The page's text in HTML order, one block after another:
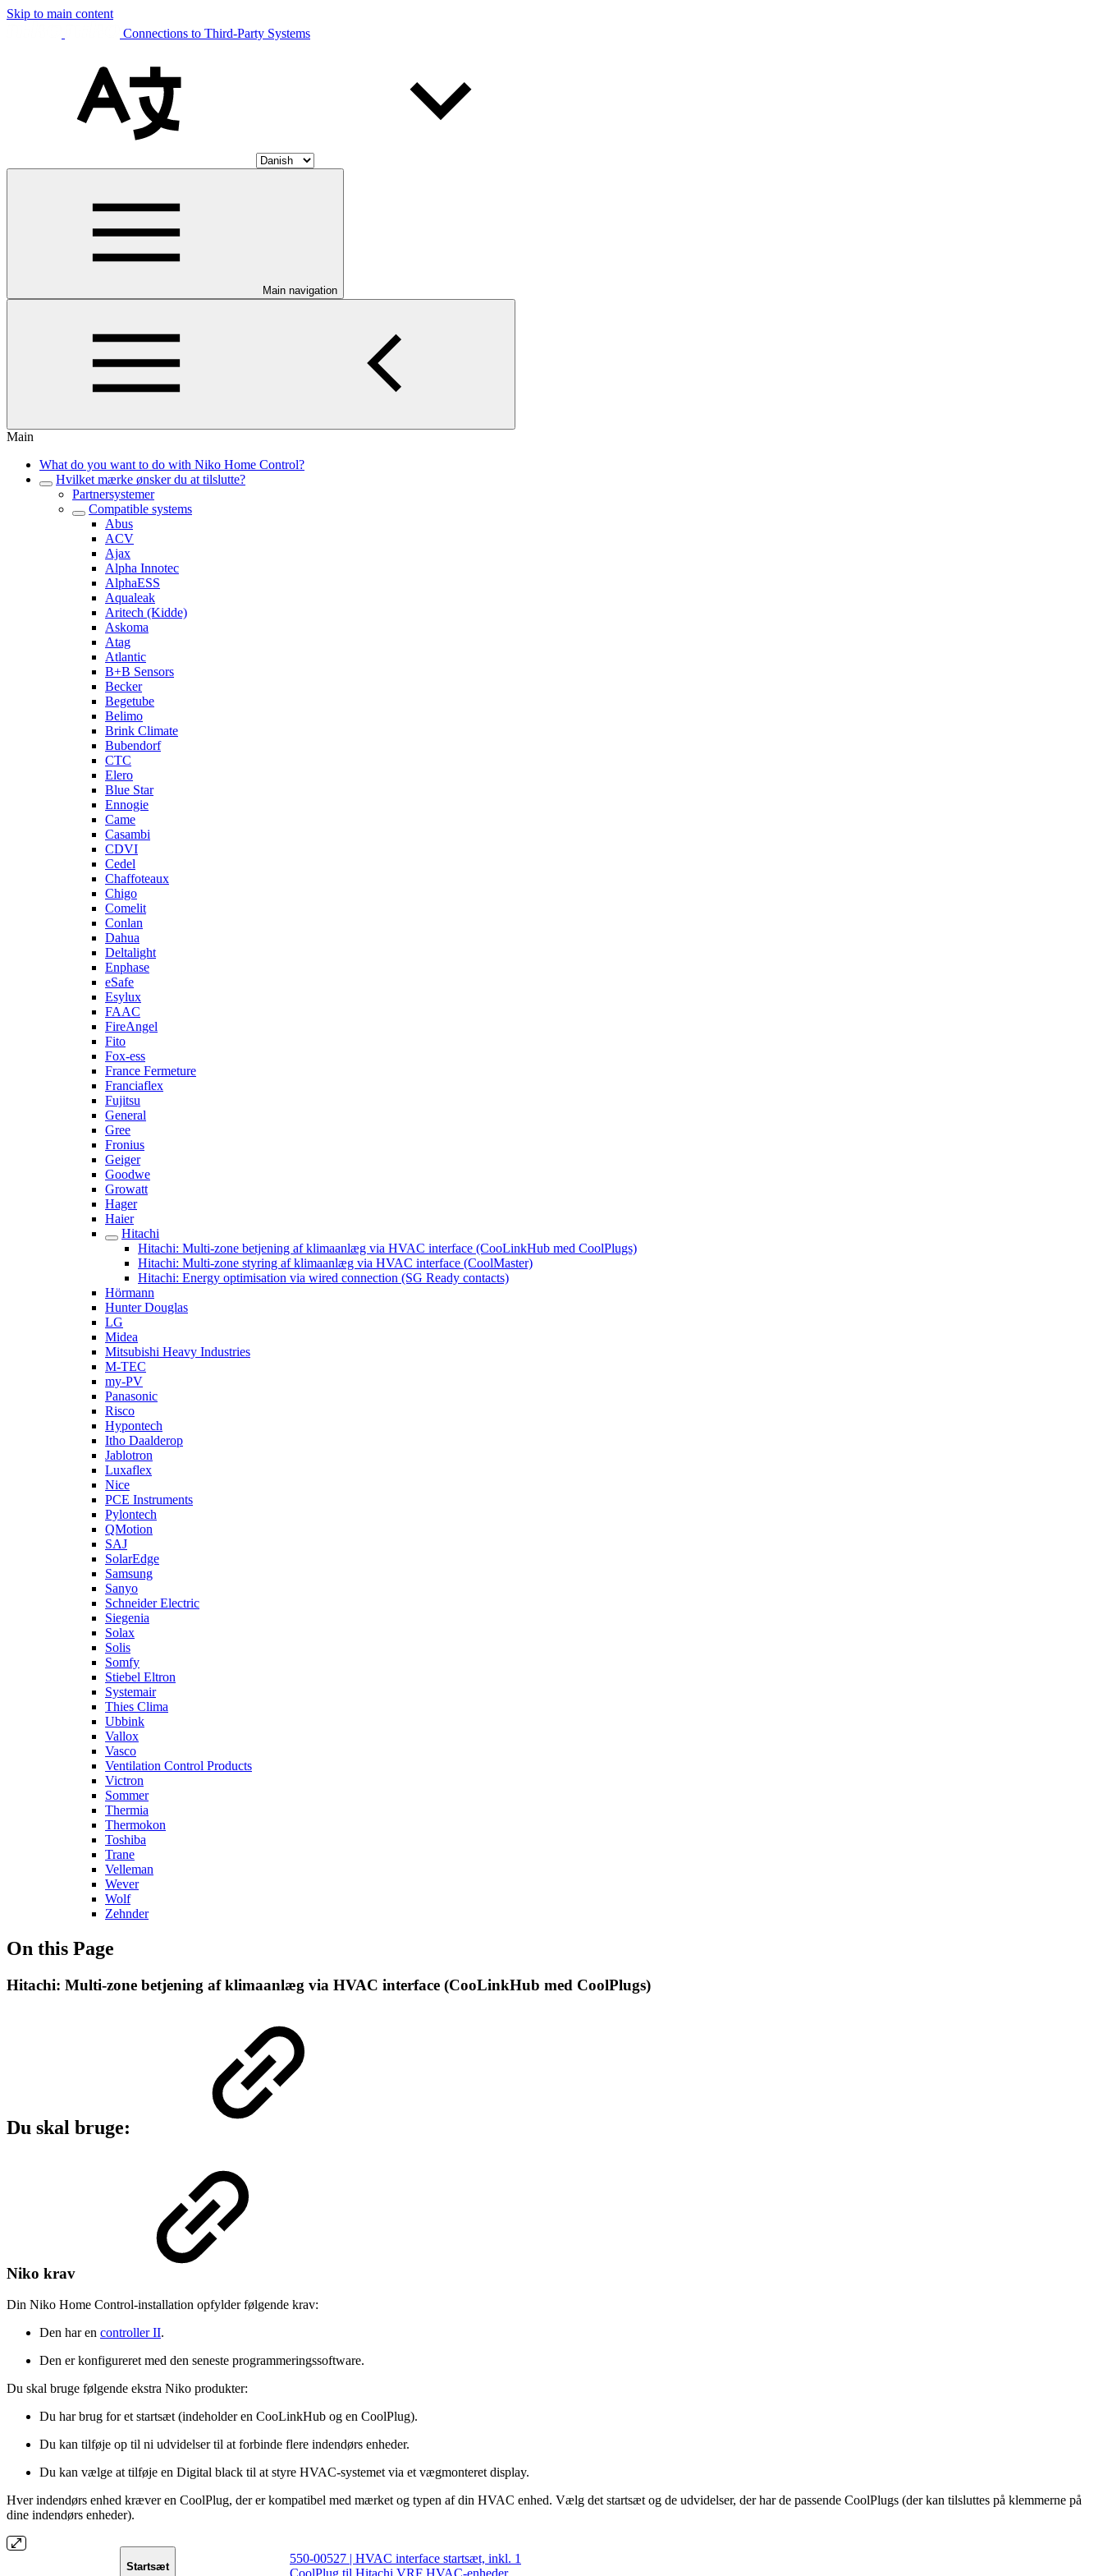
Skip to main content
Connections to Third-Party Systems
Main navigation
Main
What do you want to do with Niko Home Control?
Hvilket mærke ønsker du at tilslutte?
Partnersystemer
Compatible systems
Abus
ACV
Ajax
Alpha Innotec
AlphaESS
Aqualeak
Aritech (Kidde)
Askoma
Atag
Atlantic
B+B Sensors
Becker
Begetube
Belimo
Brink Climate
Bubendorf
CTC
Elero
Blue Star
Ennogie
Came
Casambi
CDVI
Cedel
Chaffoteaux
Chigo
Comelit
Conlan
Dahua
Deltalight
Enphase
eSafe
Esylux
FAAC
FireAngel
Fito
Fox-ess
France Fermeture
Franciaflex
Fujitsu
General
Gree
Fronius
Geiger
Goodwe
Growatt
Hager
Haier
Hitachi
Hitachi: Multi-zone betjening af klimaanlæg via HVAC interface (CooLinkHub med CoolPlugs)
Hitachi: Multi-zone styring af klimaanlæg via HVAC interface (CoolMaster)
Hitachi: Energy optimisation via wired connection (SG Ready contacts)
Hörmann
Hunter Douglas
LG
Midea
Mitsubishi Heavy Industries
M-TEC
my-PV
Panasonic
Risco
Hypontech
Itho Daalderop
Jablotron
Luxaflex
Nice
PCE Instruments
Pylontech
QMotion
SAJ
SolarEdge
Samsung
Sanyo
Schneider Electric
Siegenia
Solax
Solis
Somfy
Stiebel Eltron
Systemair
Thies Clima
Ubbink
Vallox
Vasco
Ventilation Control Products
Victron
Sommer
Thermia
Thermokon
Toshiba
Trane
Velleman
Wever
Wolf
Zehnder
On this Page
Hitachi: Multi-zone betjening af klimaanlæg via HVAC interface (CooLinkHub med CoolPlugs)
Du skal bruge:
Niko krav
Din Niko Home Control-installation opfylder følgende krav:
Den har en controller II.
Den er konfigureret med den seneste programmeringssoftware.
Du skal bruge følgende ekstra Niko produkter:
Du har brug for et startsæt (indeholder en CooLinkHub og en CoolPlug).
Du kan tilføje op til ni udvidelser til at forbinde flere indendørs enheder.
Du kan vælge at tilføje en Digital black til at styre HVAC-systemet via et vægmonteret display.
Hver indendørs enhed kræver en CoolPlug, der er kompatibel med mærket og typen af din HVAC enhed. Vælg det startsæt og de udvidelser, der har de passende CoolPlugs (der kan tilsluttes på klemmerne på
dine indendørs enheder).
Startsæt
550-00527 | HVAC interface startsæt, inkl. 1